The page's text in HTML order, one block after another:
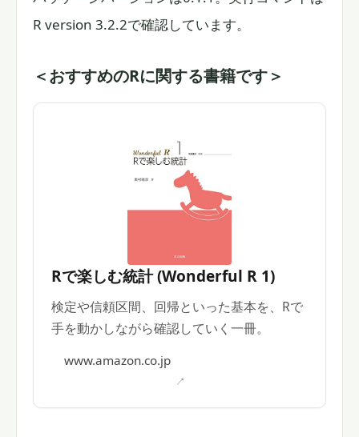
R version 3.2.2で確認しています。
＜おすすめのRに関する書籍です＞
Rで楽しむ統計 (Wonderful R 1)
検定や信頼区間、回帰といった基本を、Rで
手を動かしながら確認していく一冊。
www.amazon.co.jp